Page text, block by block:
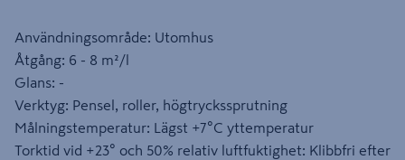
Användningsområde: Utomhus
Åtgång: 6 - 8 m²/l
Glans: -
Verktyg: Pensel, roller, högtryckssprutning
Målningstemperatur: Lägst +7°C yttemperatur
Torktid vid +23° och 50% relativ luftfuktighet: Klibbfri efter